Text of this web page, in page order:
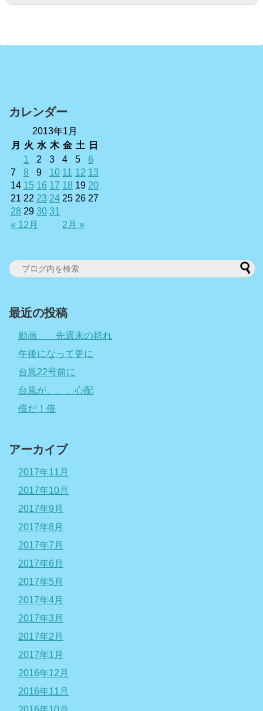
カレンダー
2013年1月
月
火 水 木 金 土 日
« 12月 2月 »
1 2 3 4 5
6
7
8 9 10 11 12 13
14 15 16 17 18 19 20
21 22 23 24 25 26 27
28 29 30 31
最近の投稿
動画 先週末の群れ
午後になって更に
台風22号前に
台風が、、、心配
倍だ！倍
アーカイブ
2017年11月
2017年10月
2017年9月
2017年8月
2017年7月
2017年6月
2017年5月
2017年4月
2017年3月
2017年2月
2017年1月
2016年12月
2016年11月